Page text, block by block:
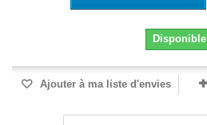
Disponible
Ajouter à ma liste d'envies